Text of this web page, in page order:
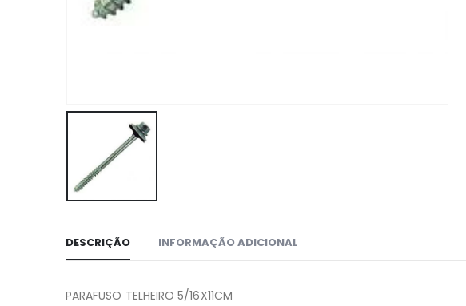
DESCRIÇÃO INFORMAÇÃO ADICIONAL
PARAFUSO TELHEIRO 5/16X11CM